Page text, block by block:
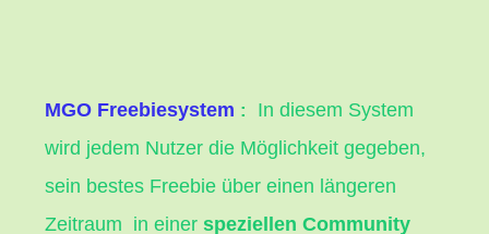
MGO Freebiesystem :
In diesem System
wird jedem Nutzer die Möglichkeit gegeben,
sein bestes Freebie über einen längeren
Zeitraum in einer speziellen Community